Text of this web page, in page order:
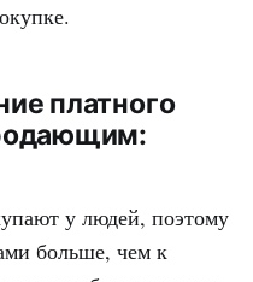
платного
у людей, поэтому
больше, чем к